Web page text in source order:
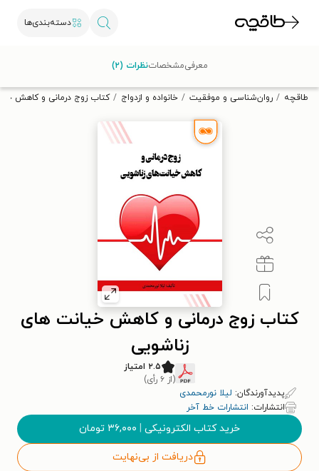
دسته‌بندی‌ها
تخفیف از طاقچه دریافت کن.
طاقچه روان‌شناسی و موفقیت خانواده و ازدواج کتاب زوج درمانی و کاهش
کتاب زوج درمانی و کاهش خیانت های
زناشویی
۲.۵ امتیاز
(از ۶ رأی)
پدیدآورندگان: لیلا نورمحمدی
انتشارات: انتشارات خط آخر
خرید کتاب الکترونیکی | ۳۶,۰۰۰ تومان
دریافت از بی‌نهایت
معرفیمشخصاتنظرات (۲)